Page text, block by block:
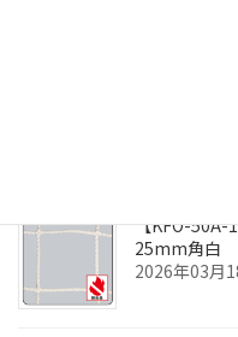
【KFO-50A-
25mm角白
2026年03月